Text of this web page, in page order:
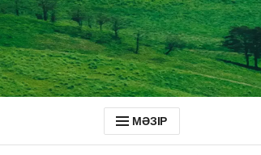
МӘЗІР